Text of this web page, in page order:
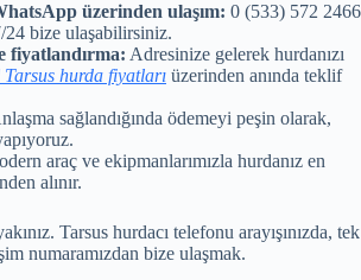
üzerinden ulaşım: 0 (533) 572 2466
24 bize ulaşabilirsiniz.
fiyatlandırma: Adresinize gelerek hurdanızı
hurda fiyatları üzerinden anında teklif
sağlandığında ödemeyi peşin olarak,
araç ve ekipmanlarımızla hurdanız en
alınır.
Tarsus hurdacı telefonu arayışınızda, tek
numaramızdan bize ulaşmak.